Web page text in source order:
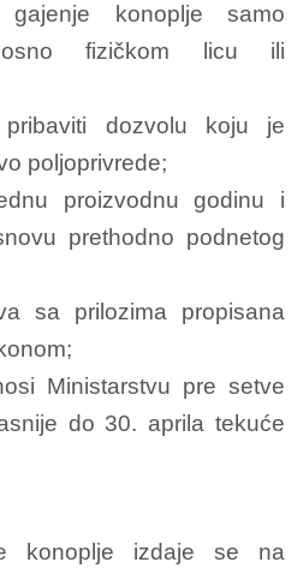
konoplje samo
fizičkom licu ili
dozvolu koju je
poljoprivrede;
proizvodnu godinu i
prethodno podnetog
sa prilozima propisana
Ministarstvu pre setve
do 30. aprila tekuće
konoplje izdaje se na